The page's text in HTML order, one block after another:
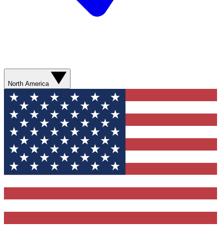
North America